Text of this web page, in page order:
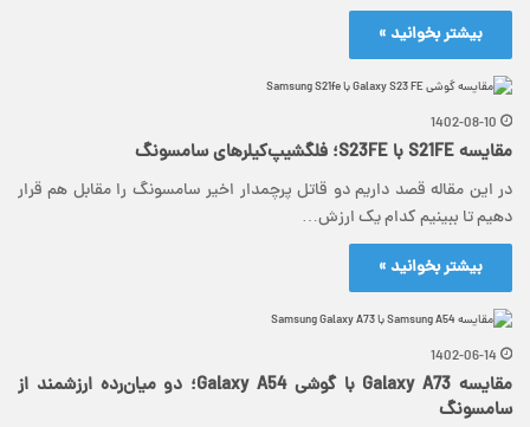
بیشتر بخوانید »
1402-08-10
مقایسه S21FE با S23FE؛ فلگشیپ‌کیلرهای سامسونگ
در این مقاله قصد داریم دو قاتل پرچمدار اخیر سامسونگ را مقابل هم قرار
دهیم تا ببینیم کدام یک ارزش…
بیشتر بخوانید »
1402-06-14
مقایسه Galaxy A73 با گوشی Galaxy A54؛ دو میان‌رده ارزشمند از
سامسونگ